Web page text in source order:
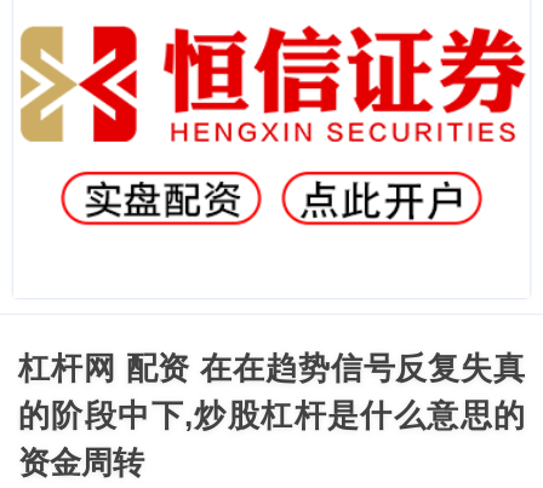
杠杆网 配资 在在趋势信号反复失真
的阶段中下,炒股杠杆是什么意思的
资金周转